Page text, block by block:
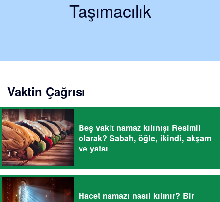
Taşımacılık
Vaktin Çağrısı
Beş vakit namaz kılınışı Resimli
olarak? Sabah, öğle, ikindi, akşam
ve yatsı
Hacet namazı nasıl kılınır? Bir